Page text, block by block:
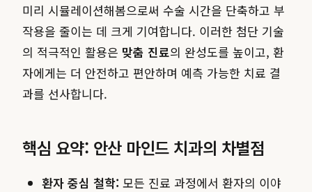
미리 시뮬레이션해봄으로써 수술 시간을 단축하고 부
작용을 줄이는 데 크게 기여합니다. 이러한 첨단 기술
의 적극적인 활용은 맞춤 진료의 완성도를 높이고, 환
자에게는 더 안전하고 편안하며 예측 가능한 치료 결
과를 선사합니다.
핵심 요약: 안산 마인드 치과의 차별점
환자 중심 철학: 모든 진료 과정에서 환자의 이야